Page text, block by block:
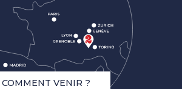
COMMENT VENIR ?